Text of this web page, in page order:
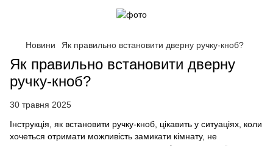
Новини Як правильно встановити дверну ручку-кноб?
Як правильно встановити дверну
ручку-кноб?
30 травня 2025
Інструкція, як встановити ручку-кноб, цікавить у ситуаціях, коли
хочеться отримати можливість замикати кімнату, не